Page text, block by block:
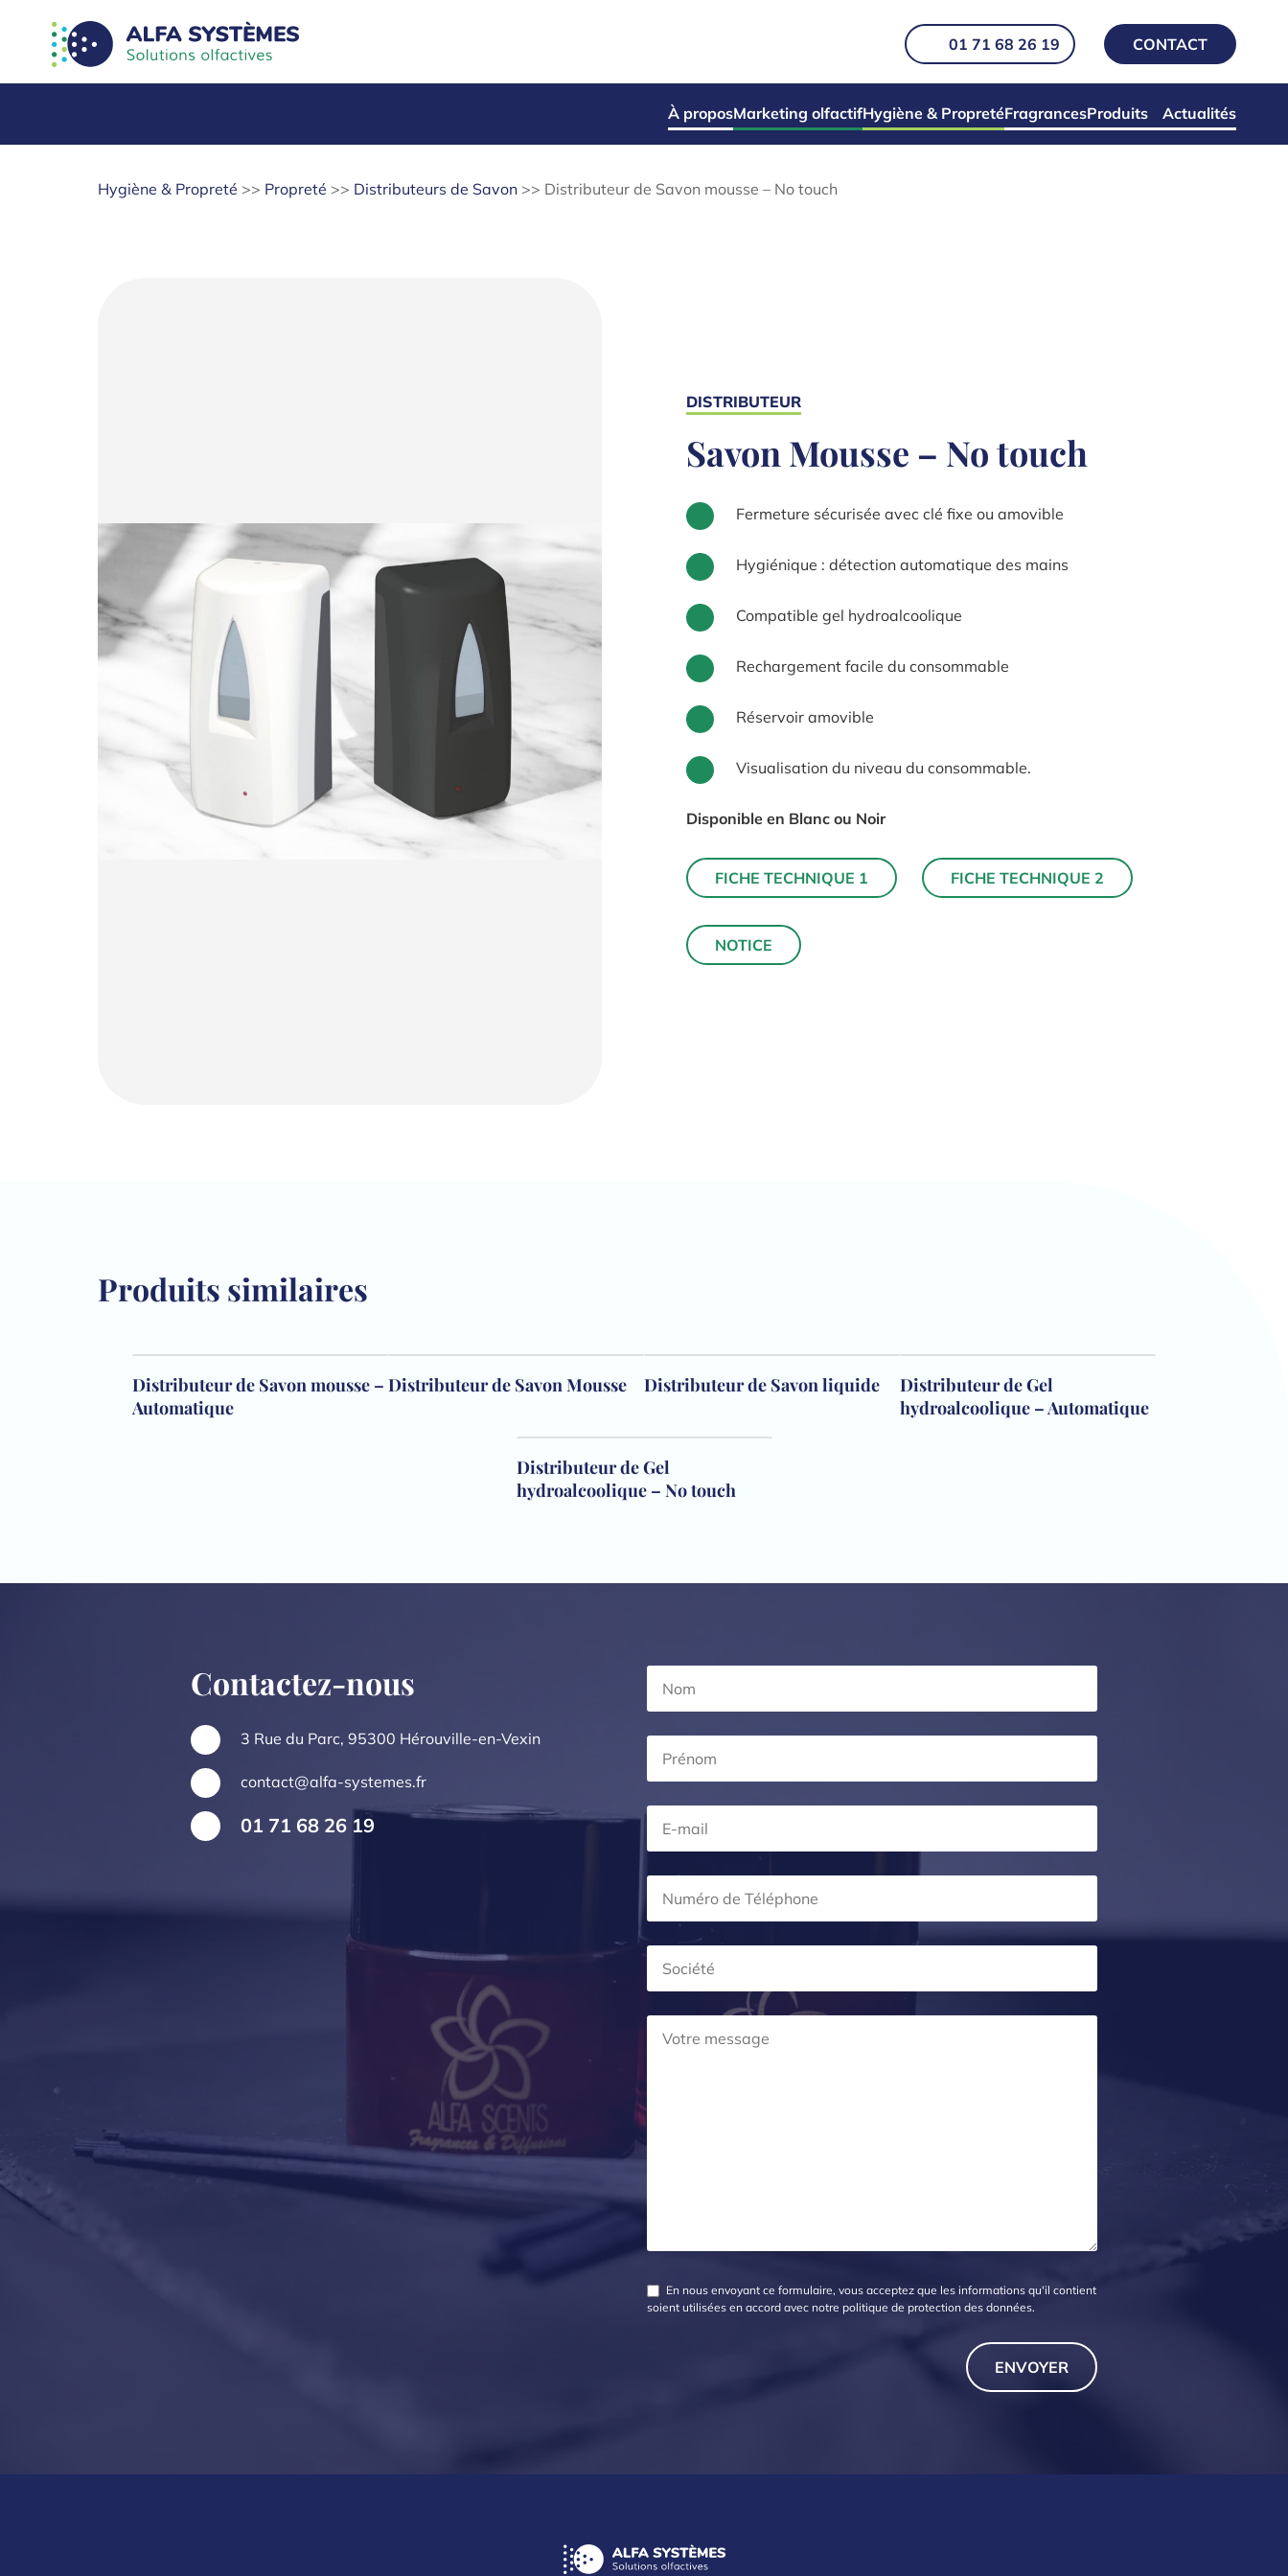
01 71 68 26 19 CONTACT
À proposMarketing olfactifHygiène & PropretéFragrancesProduits Actualités
Hygiène & Propreté >> Propreté >> Distributeurs de Savon >> Distributeur de Savon mousse – No touch
DISTRIBUTEUR
Savon Mousse – No touch
Fermeture sécurisée avec clé fixe ou amovible
Hygiénique : détection automatique des mains
Compatible gel hydroalcoolique
Rechargement facile du consommable
Réservoir amovible
Visualisation du niveau du consommable.
Disponible en Blanc ou Noir
FICHE TECHNIQUE 1 FICHE TECHNIQUE 2
NOTICE
Produits similaires
Distributeur de Savon mousse –
Automatique
Distributeur de Savon Mousse Distributeur de Savon liquide
Distributeur de Gel
hydroalcoolique – Automatique
Distributeur de Gel
hydroalcoolique – No touch
Contactez-nous
3 Rue du Parc, 95300 Hérouville-en-Vexin
contact@alfa-systemes.fr
01 71 68 26 19
En nous envoyant ce formulaire, vous acceptez que les informations qu'il contient
soient utilisées en accord avec notre politique de protection des données.